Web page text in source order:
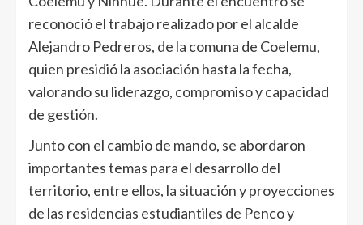
reconoció el trabajo realizado por el alcalde
Alejandro Pedreros, de la comuna de Coelemu,
quien presidió la asociación hasta la fecha,
valorando su liderazgo, compromiso y capacidad
de gestión.
Junto con el cambio de mando, se abordaron
importantes temas para el desarrollo del
territorio, entre ellos, la situación y proyecciones
de las residencias estudiantiles de Penco y